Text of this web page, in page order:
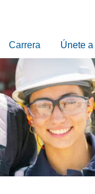
Carrera Únete